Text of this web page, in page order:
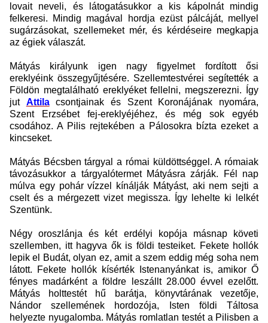
lovait neveli, és látogatásukkor a kis kápolnát mindig
felkeresi. Mindig magával hordja ezüst pálcáját, mellyel
sugárzásokat, szellemeket mér, és kérdéseire megkapja
az égiek válaszát.
Mátyás királyunk igen nagy figyelmet fordított ősi
ereklyéink összegyűjtésére. Szellemtestvérei segítették a
Földön megtalálható ereklyéket fellelni, megszerezni. Így
jut Attilacsontjainak és Szent Koronájának nyomára,
Szent Erzsébet fej-ereklyéjéhez, és még sok egyéb
csodához. A Pilis rejtekében a Pálosokra bízta ezeket a
kincseket.
Mátyás Bécsben tárgyal a római küldöttséggel. A rómaiak
távozásukkor a tárgyalótermet Mátyásra zárják. Fél nap
múlva egy pohár vízzel kínálják Mátyást, aki nem sejti a
cselt és a mérgezett vizet megissza. Így lehelte ki lelkét
Szentünk.
Négy oroszlánja és két erdélyi kopója másnap követi
szellemben, itt hagyva ők is földi testeiket. Fekete hollók
lepik el Budát, olyan ez, amit a szem eddig még soha nem
látott. Fekete hollók kísérték Istenanyánkat is, amikor Ő
fényes madárként a földre leszállt 28.000 évvel ezelőtt.
Mátyás holttestét hű barátja, könyvtárának vezetője,
Nándor szellemének hordozója, Isten földi Táltosa
helyezte nyugalomba. Mátyás romlatlan testét a Pilisben a